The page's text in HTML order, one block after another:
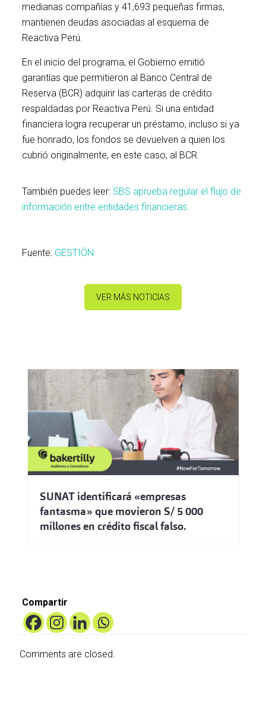
medianas compañías y 41,693 pequeñas firmas,
mantienen deudas asociadas al esquema de
Reactiva Perú.
En el inicio del programa, el Gobierno emitió
garantías que permitieron al Banco Central de
Reserva (BCR) adquirir las carteras de crédito
respaldadas por Reactiva Perú. Si una entidad
financiera logra recuperar un préstamo, incluso si ya
fue honrado, los fondos se devuelven a quien los
cubrió originalmente, en este caso, al BCR.
También puedes leer: SBS aprueba regular el flujo de
información entre entidades financieras.
Fuente: GESTIÓN
VER MÁS NOTICIAS
SUNAT identificará «empresas
fantasma» que movieron S/ 5 000
millones en crédito fiscal falso.
Compartir
Comments are closed.